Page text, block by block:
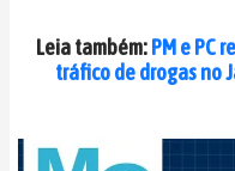
Leia também:PM e PC
tráfico de drogas no